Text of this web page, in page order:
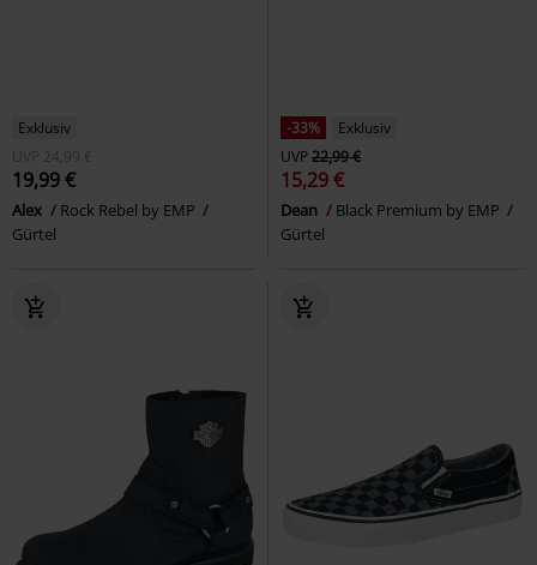
Exklusiv
UVP
24,99 €
19,99 €
Alex
Rock Rebel by EMP
Gürtel
-33%
Exklusiv
UVP22,99 €
15,29 €
Dean
Black Premium by EMP
Gürtel